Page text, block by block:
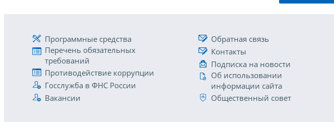
Программные средства
Перечень обязательных
требований
Противодействие коррупции
Госслужба в ФНС России
Вакансии
Обратная связь
Контакты
Подписка на новости
Об использовании
информации сайта
Общественный совет